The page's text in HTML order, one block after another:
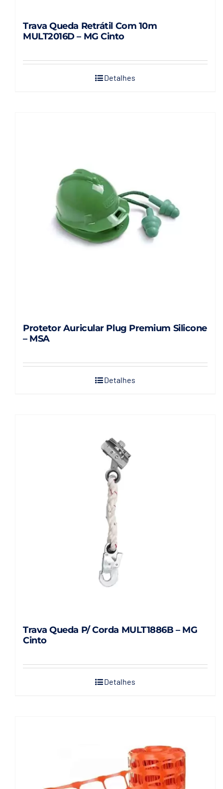
Trava Queda Retrátil Com 10m
MULT2016D – MG Cinto
Detalhes
Protetor Auricular Plug Premium Silicone
– MSA
Detalhes
Trava Queda P/ Corda MULT1886B – MG
Cinto
Detalhes